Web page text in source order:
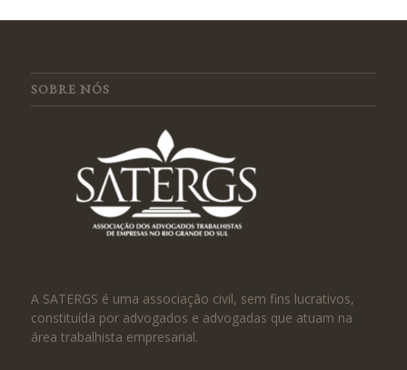
SOBRE NÓS
A SATERGS é uma associação civil, sem fins lucrativos,
constituída por advogados e advogadas que atuam na
área trabalhista empresarial.